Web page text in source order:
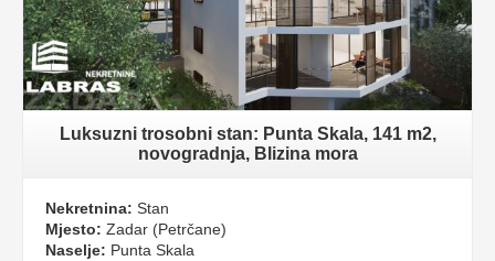
Luksuzni trosobni stan: Punta Skala, 141 m2,
novogradnja, Blizina mora
Nekretnina: Stan
Mjesto: Zadar (Petrčane)
Naselje: Punta Skala